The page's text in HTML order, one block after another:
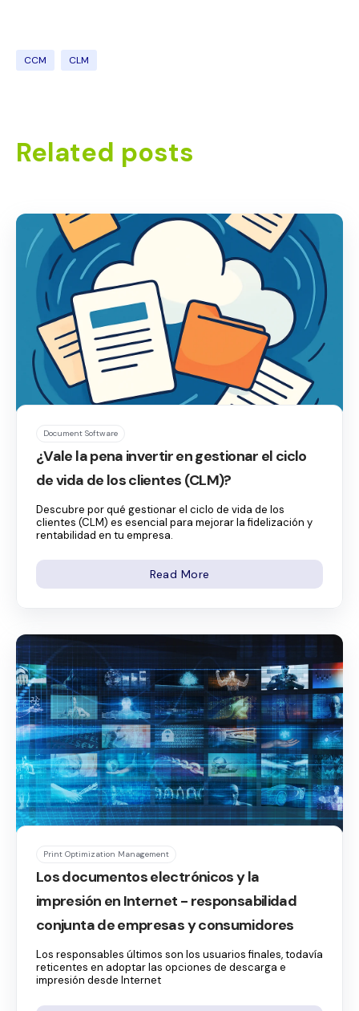
CCM CLM
Related posts
Document Software
¿Vale la pena invertir en gestionar el ciclo
de vida de los clientes (CLM)?
Descubre por qué gestionar el ciclo de vida de los
clientes (CLM) es esencial para mejorar la fidelización y
rentabilidad en tu empresa.
Read More
Print Optimization Management
Los documentos electrónicos y la
impresión en Internet - responsabilidad
conjunta de empresas y consumidores
Los responsables últimos son los usuarios finales, todavía
reticentes en adoptar las opciones de descarga e
impresión desde Internet